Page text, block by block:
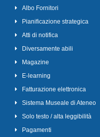
Albo Fornitori
Pianificazione strategica
Atti di notifica
Diversamente abili
Magazine
E-learning
Fatturazione elettronica
Sistema Museale di Ateneo
Solo testo / alta leggibilità
Pagamenti